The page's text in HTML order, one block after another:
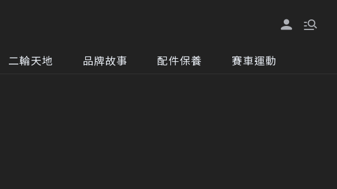
二輪天地 品牌故事 配件保養 賽車運動